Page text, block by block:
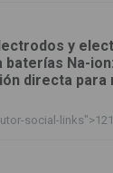
y
baterías Na-
directa para
social-